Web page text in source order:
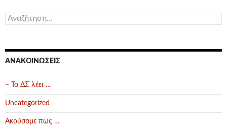
Αναζήτηση
για:
ΑΝΑΚΟΙΝΏΣΕΙΣ
– Το ΔΣ λέει …
Uncategorized
Ακούσαμε πως …